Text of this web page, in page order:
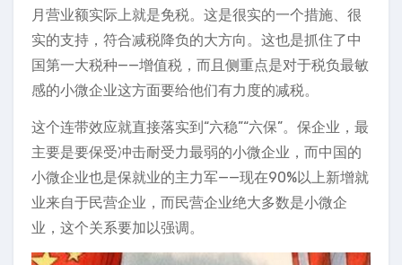
月营业额实际上就是免税。这是很实的一个措施、很
实的支持，符合减税降负的大方向。这也是抓住了中
国第一大税种——增值税，而且侧重点是对于税负最敏
感的小微企业这方面要给他们有力度的减税。
这个连带效应就直接落实到“六稳”“六保”。保企业，最
主要是要保受冲击耐受力最弱的小微企业，而中国的
小微企业也是保就业的主力军——现在90%以上新增就
业来自于民营企业，而民营企业绝大多数是小微企
业，这个关系要加以强调。